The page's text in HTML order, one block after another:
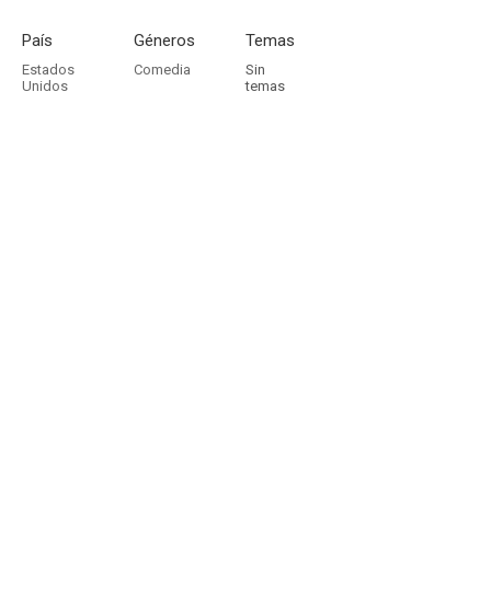
País
Estados
Unidos
Géneros
Comedia
Temas
Sin
temas